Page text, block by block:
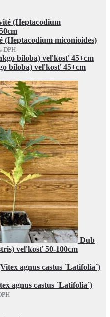
(Heptacodium miconioides)
s DPH
biloba) veľkosť 45+cm
Dub
veľkosť 50-100cm
agnus castus ´Latifolia´)